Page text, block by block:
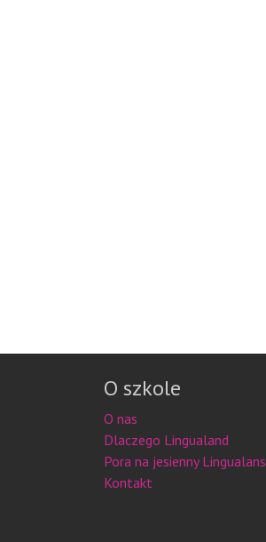
O szkole
O nas
Dlaczego Lingualand
Pora na jesienny Lingualans
Kontakt